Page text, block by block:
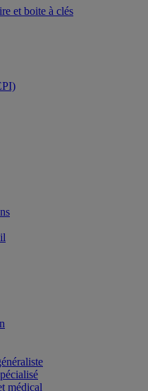
et boite à clés
médical